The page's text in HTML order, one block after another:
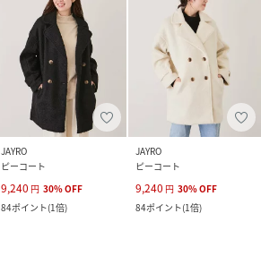
JAYRO
ピーコート
9,240 円 30%OFF
84ポイント(1倍)
JAYRO
ピーコート
9,240 円 30%OFF
84ポイント(1倍)